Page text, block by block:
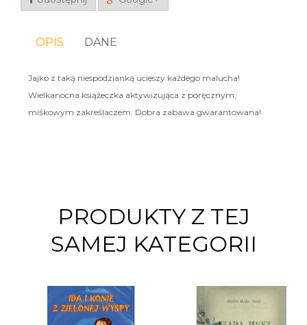
OPIS DANE
Jajko z taką niespodzianką ucieszy każdego malucha!
Wielkanocna książeczka aktywizująca z poręcznym,
miśkowym zakreślaczem. Dobra zabawa gwarantowana!
PRODUKTY Z TEJ
SAMEJ KATEGORII